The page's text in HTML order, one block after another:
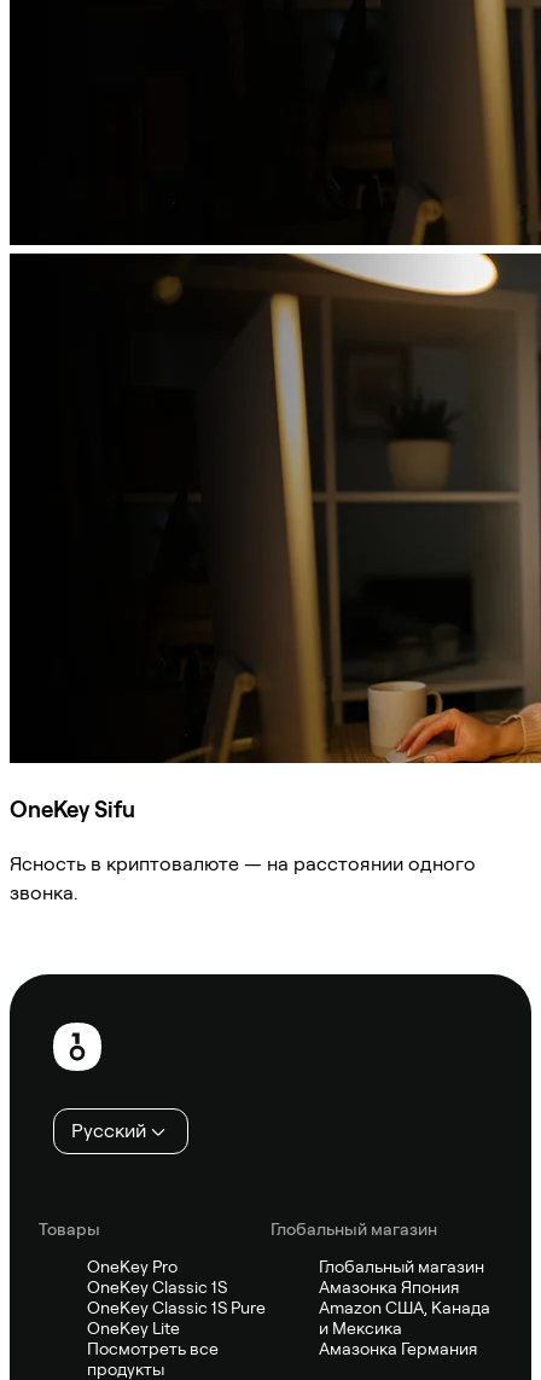
OneKey Sifu
Ясность в криптовалюте — на расстоянии одного
звонка.
Нижний
колонтитул
Русский
Товары
OneKey Pro
OneKey Classic 1S
OneKey Classic 1S Pure
OneKey Lite
Посмотреть все
продукты
Глобальный магазин
Глобальный магазин
Амазонка Япония
Amazon США, Канада
и Мексика
Амазонка Германия